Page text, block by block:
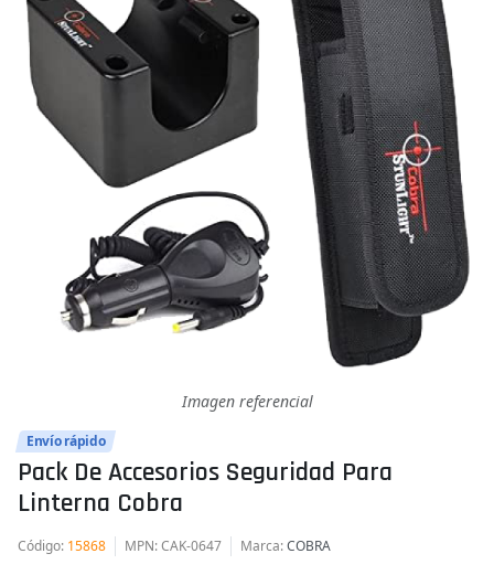
Imagen referencial
Envío rápido
Pack De Accesorios Seguridad Para
Linterna Cobra
Código: 15868 MPN: CAK-0647 Marca:COBRA